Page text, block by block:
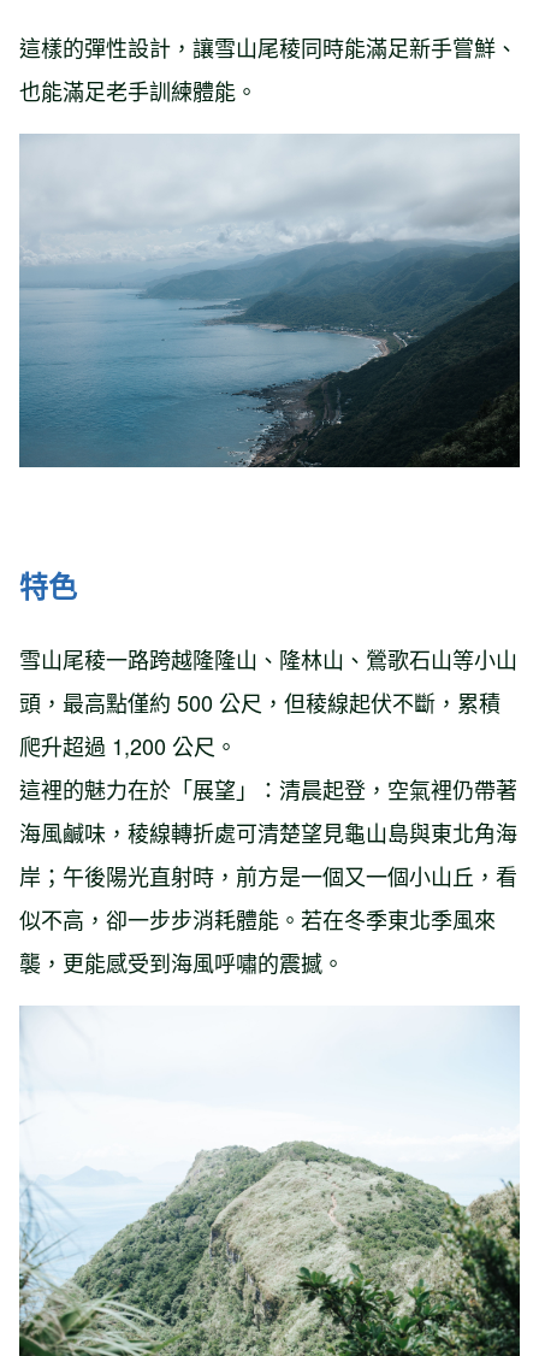
這樣的彈性設計，讓雪山尾稜同時能滿足新手嘗鮮、
也能滿足老手訓練體能。
特色
雪山尾稜一路跨越隆隆山、隆林山、鶯歌石山等小山
頭，最高點僅約 500 公尺，但稜線起伏不斷，累積
爬升超過 1,200 公尺。
這裡的魅力在於「展望」：清晨起登，空氣裡仍帶著
海風鹹味，稜線轉折處可清楚望見龜山島與東北角海
岸；午後陽光直射時，前方是一個又一個小山丘，看
似不高，卻一步步消耗體能。若在冬季東北季風來
襲，更能感受到海風呼嘯的震撼。